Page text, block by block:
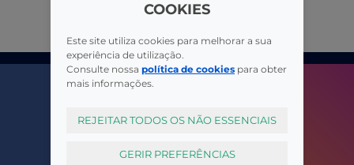
COOKIES
Este site utiliza cookies para melhorar a sua
experiência de utilização.
Consulte nossa política de cookies para obter
mais informações.
REJEITAR TODOS OS NÃO ESSENCIAIS
GERIR PREFERÊNCIAS